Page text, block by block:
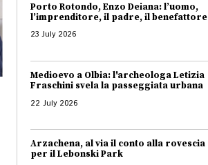
Porto Rotondo, Enzo Deiana: l’uomo,
l’imprenditore, il padre, il benefattore
23 July 2026
Medioevo a Olbia: l'archeologa Letizia
Fraschini svela la passeggiata urbana
22 July 2026
Arzachena, al via il conto alla rovescia
per il Lebonski Park